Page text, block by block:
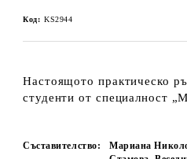
Код: KS2944
Настоящото практическо
студенти от специалност
Съставителство:
Мариана